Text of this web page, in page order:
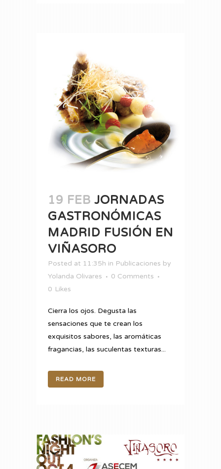
19 FEB JORNADAS
GASTRONÓMICAS
MADRID FUSIÓN EN
VIÑASORO
Posted at 11:35h in Publicaciones by
Yolanda Olivares
0 Comments
0 Likes
Cierra los ojos. Degusta las
sensaciones que te crean los
exquisitos sabores, las aromáticas
fragancias, las suculentas texturas...
READ MORE